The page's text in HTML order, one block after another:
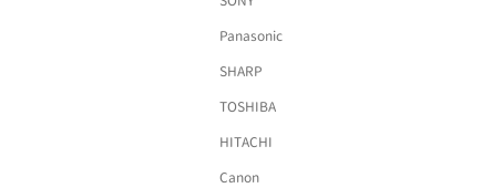
Panasonic
SHARP
TOSHIBA
HITACHI
Canon